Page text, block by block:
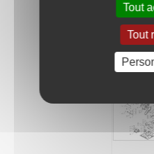
au
Tout
Tout